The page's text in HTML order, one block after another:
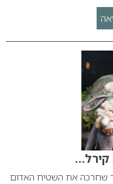
קירל…
שחרכה את השטיח האדום